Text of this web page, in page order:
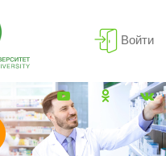
Войти